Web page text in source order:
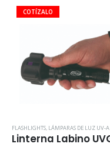
FLASHLIGHTS, LÁMPARAS DE LUZ UV-A